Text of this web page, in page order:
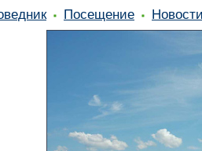
Посещение